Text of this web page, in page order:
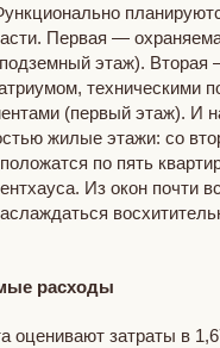
Первая —
этаж). Вторая
техническими
(первый этаж). И
жилые этажи: со
по пять
Из окон почти
расходы
оценивают затраты в